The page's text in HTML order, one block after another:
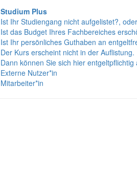
Studium Plus
Ist Ihr Studiengang nicht aufgelistet?, oder
Ist das Budget Ihres Fachbereiches
Ist Ihr persönliches Guthaben an
Der Kurs erscheint nicht in der Auflistung.
Dann können Sie sich hier entgeltpflichtig
Externe Nutzer*in
Mitarbeiter*in